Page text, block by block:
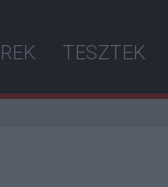
TESZTEK